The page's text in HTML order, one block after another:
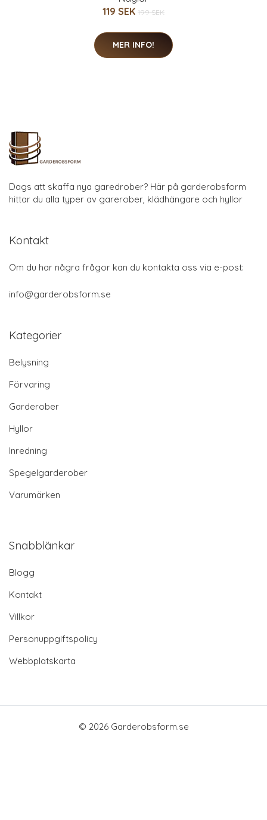
119 SEK 199 SEK
MER INFO!
Dags att skaffa nya garedrober? Här på garderobsform
hittar du alla typer av garerober, klädhängare och hyllor
Kontakt
Om du har några frågor kan du kontakta oss via e-post:
info@garderobsform.se
Kategorier
Belysning
Förvaring
Garderober
Hyllor
Inredning
Spegelgarderober
Varumärken
Snabblänkar
Blogg
Kontakt
Villkor
Personuppgiftspolicy
Webbplatskarta
© 2026 Garderobsform.se